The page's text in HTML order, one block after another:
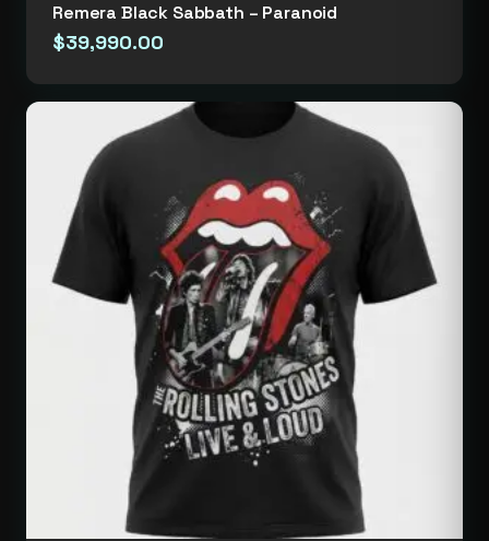
Remera Black Sabbath – Paranoid
$39,990.00